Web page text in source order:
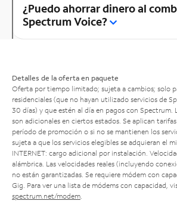
¿Puedo ahorrar dinero al
Spectrum Voice?
Detalles de la oferta en paquete
Oferta por tiempo limitado; sujeta a cambios; solo
residenciales (que no hayan utilizado servicios de
30 días) y que estén al día en pagos con Spectrum.
son adicionales en ciertos estados. Se aplican
período de promoción o si no se mantienen los
sujeta a que los servicios elegibles se adquieran el
INTERNET: cargo adicional por instalación.
alámbrica. Las velocidades reales (incluyendo
no están garantizadas. Se requiere módem con
Gig. Para ver una lista de módems con capacidad,
spectrum.net/modem